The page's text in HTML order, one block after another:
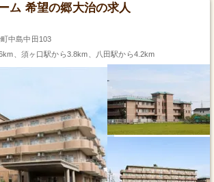
ム 希望の郷大治の求人
中島中田103
、須ヶ口駅から3.8km、八田駅から4.2km